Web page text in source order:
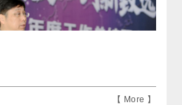
【 More 】